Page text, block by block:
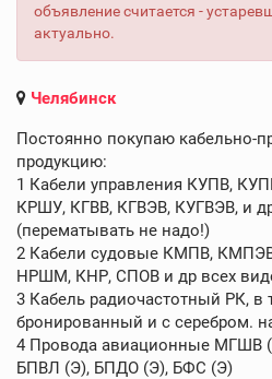
объявление считается -
актуально.
Челябинск
Постоянно покупаю кабельно-
продукцию:
1 Кабели управления КУПВ,
КРШУ, КГВВ, КГВЭВ, КУГВЭВ, и
(перематывать не надо!)
2 Кабели судовые КМПВ,
НРШМ, КНР, СПОВ и др всех
3 Кабель радиочастотный РК, в
бронированный и с серебром.
4 Провода авиационные
БПВЛ (Э), БПДО (Э), БФС (Э)